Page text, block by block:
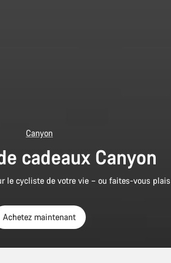
Canyon
cadeaux Canyon
le cycliste de votre vie – ou faites-vous
Achetez maintenant